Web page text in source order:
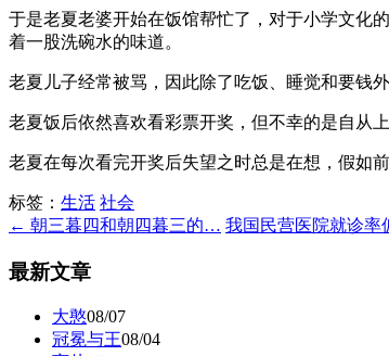
于是老夏老婆开始在饭馆帮忙了，对于小学文化
着一股洗碗水的味道。
老夏儿子经常被骂，因此除了吃饭、睡觉和要钱
老夏饭后依然喜欢看彩票开奖，但不幸的是自从
老夏在每次看完开奖后失望之时总是在想，假如
标签： 生活 社会
← 朝三暮四和朝四暮三的… 我国民营医院就诊
最新文章
大憨08/07
冠冕与王08/04